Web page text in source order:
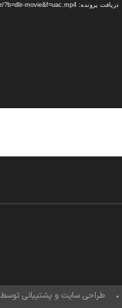
دریافت پرونده: http://cdn.download.ir/?b=dlir-movie&f=uac.mp4
• طراحی سایت و پشتیبانی توسط